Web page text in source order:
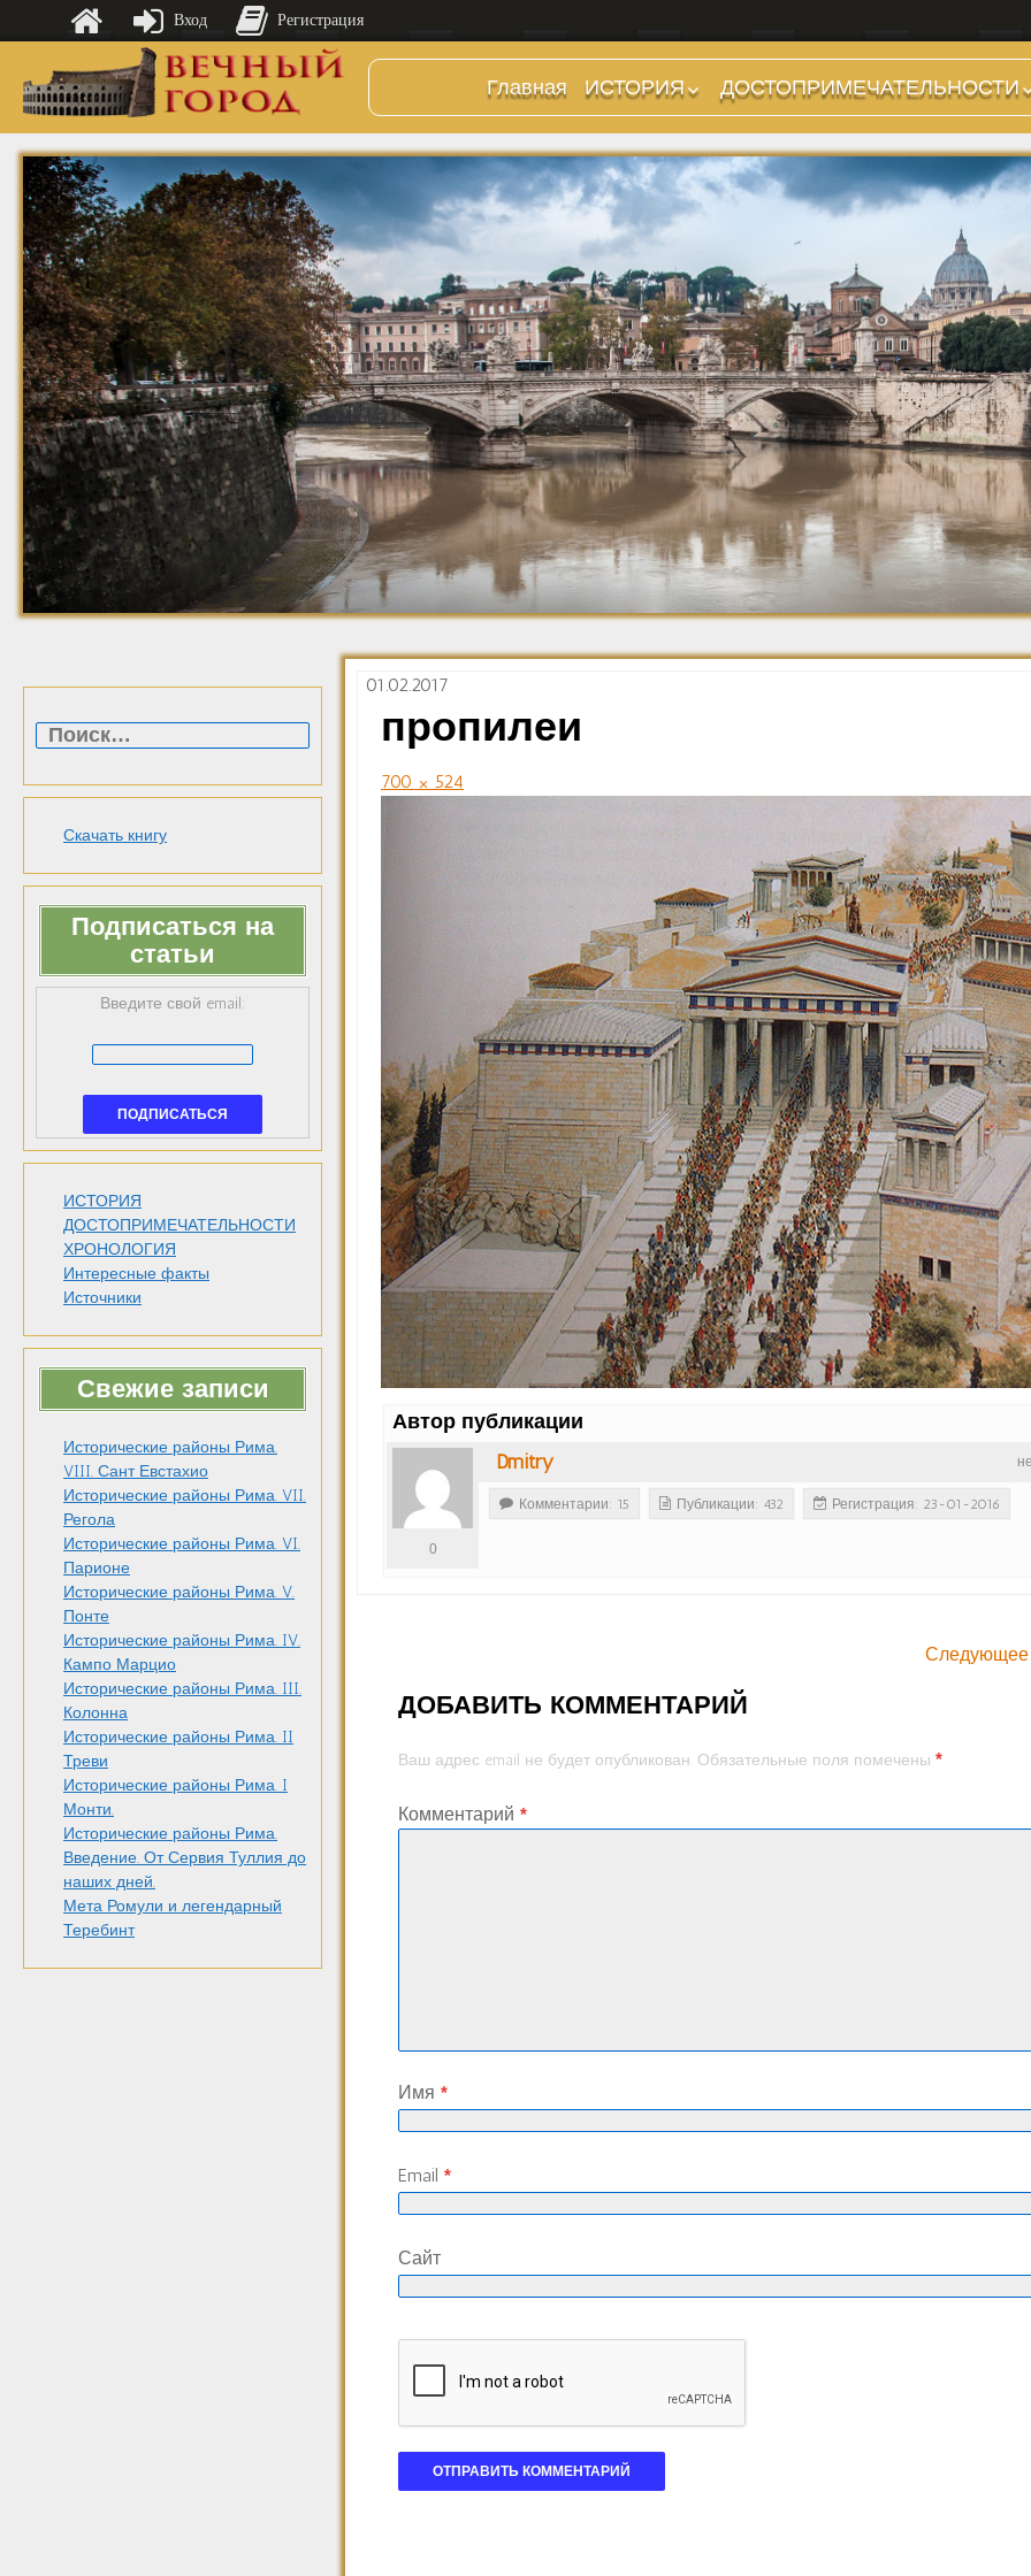
Главная
ИСТОРИЯ
Предыстория
Царский период
(753-509 гг до н.э.)
Ранняя Республика
(509-265 гг до н.э.)
Поздняя Республика
(264-27 гг до н.э.)
Империя. Принципат
(27 г до н.э. — 284 г
н.э.)
Империя. Доминат
(284-476 гг)
Темные Века. Готы
Темные Века.
Экзархат
Средневековье
Возрождение и
Барокко
ДОСТОПРИМЕЧАТЕЛЬНОСТИ
Холмы и остров.
Районы
Форумы, Площади,
Дороги
Стадионы, Термы
Музеи
Дохристианские
храмы
Христианские храмы,
базилики etc.
Дворцы
Арки, колонны и
обелиски
Фонтаны
Скачать книгу
Подписаться на
статьи
Введите свой email:
ИСТОРИЯ
ДОСТОПРИМЕЧАТЕЛЬНОСТИ
ХРОНОЛОГИЯ
Интересные факты
Источники
Свежие записи
Исторические районы Рима.
VIII. Сант Евстахио
Исторические районы Рима. VII.
Регола
Исторические районы Рима. VI.
Парионе
Исторические районы Рима. V.
Понте
Исторические районы Рима. IV.
Кампо Марцио
Исторические районы Рима. III.
Колонна
Исторические районы Рима. II
Треви
Исторические районы Рима. I
Монти.
Исторические районы Рима.
Введение. От Сервия Туллия до
наших дней.
Мета Ромули и легендарный
Теребинт
01.02.2017
пропилеи
700 × 524
Автор публикации
Dmitry
0
Комментарии: 15 Публикации: 432 Регистрация: 23-01-2016
Следующее
ДОБАВИТЬ КОММЕНТАРИЙ
Ваш адрес email не будет опубликован. Обязательные поля помечены*
Комментарий*
Имя*
Email*
Сайт
Вход Регистрация